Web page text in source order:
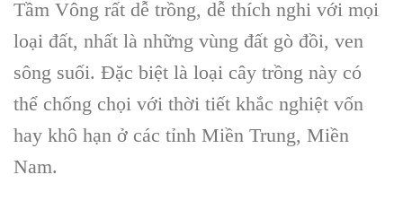
Tầm Vông rất dễ trồng, dễ thích nghi với mọi
loại đất, nhất là những vùng đất gò đồi, ven
sông suối. Đặc biệt là loại cây trồng này có
thể chống chọi với thời tiết khắc nghiệt vốn
hay khô hạn ở các tỉnh Miền Trung, Miền
Nam.